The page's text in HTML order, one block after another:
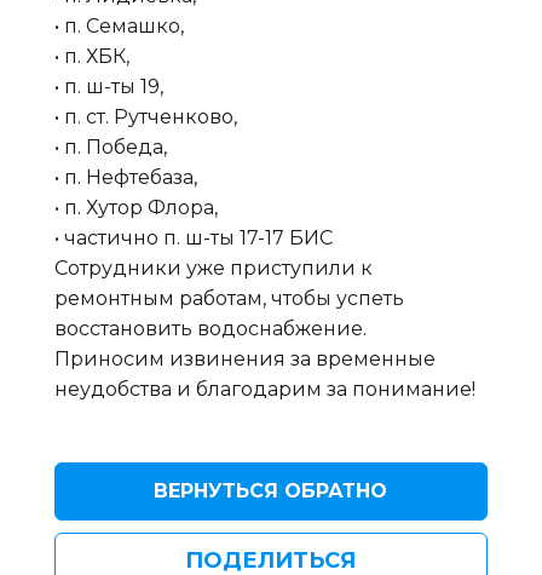
• п. Семашко,
• п. ХБК,
• п. ш-ты 19,
• п. ст. Рутченково,
• п. Победа,
• п. Нефтебаза,
• п. Хутор Флора,
• частично п. ш-ты 17-17 БИС
Сотрудники уже приступили к
ремонтным работам, чтобы успеть
восстановить водоснабжение.
Приносим извинения за временные
неудобства и благодарим за понимание!
ВЕРНУТЬСЯ ОБРАТНО
ПОДЕЛИТЬСЯ